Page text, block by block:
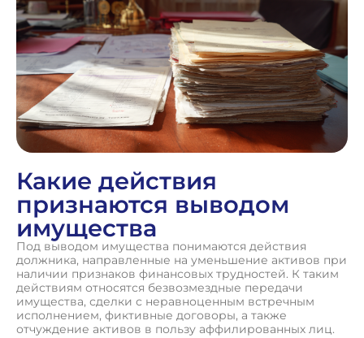
Какие действия
признаются выводом
имущества
Под выводом имущества понимаются действия
должника, направленные на уменьшение активов при
наличии признаков финансовых трудностей. К таким
действиям относятся безвозмездные передачи
имущества, сделки с неравноценным встречным
исполнением, фиктивные договоры, а также
отчуждение активов в пользу аффилированных лиц.